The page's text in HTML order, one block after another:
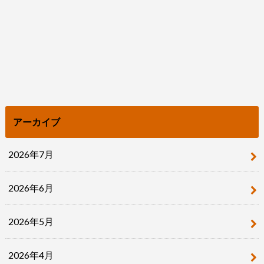
アーカイブ
2026年7月
2026年6月
2026年5月
2026年4月